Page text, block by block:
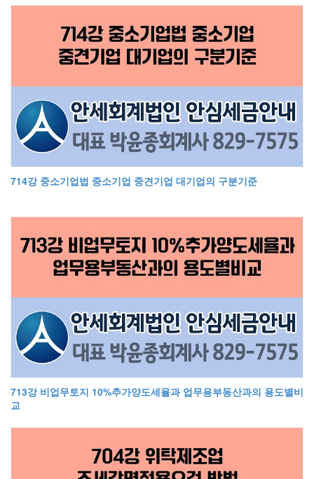
714강 중소기업법 중소기업 중견기업 대기업의 구분기준
713강 비업무토지 10%추가양도세율과 업무용부동산과의 용도별비
교